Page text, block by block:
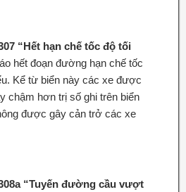
“Hết hạn chế tốc độ tối
hết đoạn đường hạn chế tốc
Kể từ biển này các xe được
chậm hơn trị số ghi trên biển
được gây cản trở các xe
“Tuyến đường cầu vượt